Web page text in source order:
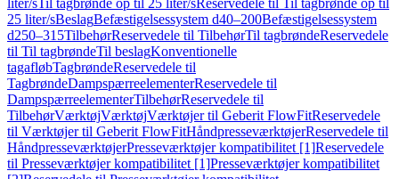
liter/sTil tagbrønde op til 25 liter/sReservedele til Til tagbrønde op til
25 liter/sBeslagBefæstigelsessystem d40–200Befæstigelsessystem
d250–315TilbehørReservedele til TilbehørTil tagbrøndeReservedele
til Til tagbrøndeTil beslagKonventionelle
tagafløbTagbrøndeReservedele til
TagbrøndeDampspærreelementerReservedele til
DampspærreelementerTilbehørReservedele til
TilbehørVærktøjVærktøjVærktøjer til Geberit FlowFitReservedele
til Værktøjer til Geberit FlowFitHåndpresseværktøjerReservedele til
HåndpresseværktøjerPresseværktøjer kompatibilitet [1]Reservedele
til Presseværktøjer kompatibilitet [1]Presseværktøjer kompatibilitet